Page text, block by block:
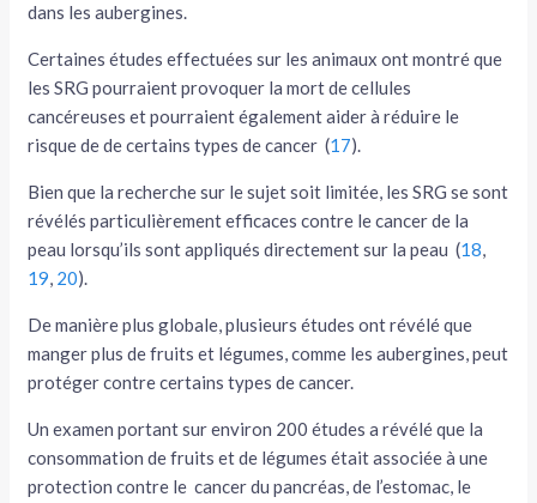
dans les aubergines.
Certaines études effectuées sur les animaux ont montré que
les SRG pourraient provoquer la mort de cellules
cancéreuses et pourraient également aider à réduire le
risque de de certains types de cancer (17).
Bien que la recherche sur le sujet soit limitée, les SRG se sont
révélés particulièrement efficaces contre le cancer de la
peau lorsqu’ils sont appliqués directement sur la peau (18,
19, 20).
De manière plus globale, plusieurs études ont révélé que
manger plus de fruits et légumes, comme les aubergines, peut
protéger contre certains types de cancer.
Un examen portant sur environ 200 études a révélé que la
consommation de fruits et de légumes était associée à une
protection contre le cancer du pancréas, de l’estomac, le